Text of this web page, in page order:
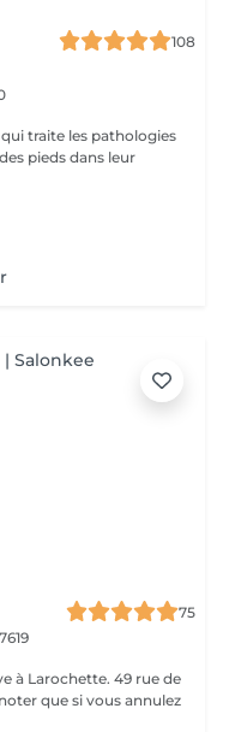
108
traite les pathologies
pieds dans leur
75
à Larochette. 49 rue de